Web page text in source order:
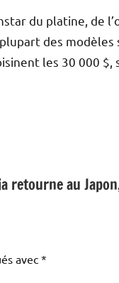
du platine, de
des modèles
les 30 000 $,
retourne au
avec*